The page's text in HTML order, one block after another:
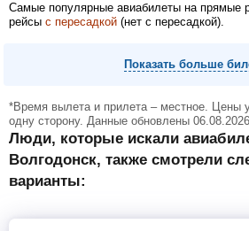
Май Июнь
Самые популярные авиабилеты на прямые
рейсы с пересадкой (нет с пересадкой).
Показать больше
*Время вылета и прилета – местное. Цены
одну сторону. Данные обновлены 06.08.2026.
Люди, которые искали
Волгодонск, также смотрели
варианты: